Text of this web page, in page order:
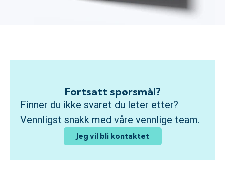
Fortsatt spørsmål?
Finner du ikke svaret du leter etter?
Vennligst snakk med våre vennlige team.
Jeg vil bli kontaktet